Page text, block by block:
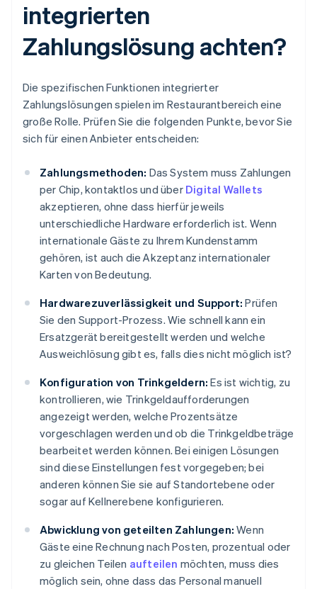
integrierten
Zahlungslösung achten?
Die spezifischen Funktionen integrierter
Zahlungslösungen spielen im Restaurantbereich eine
große Rolle. Prüfen Sie die folgenden Punkte, bevor Sie
sich für einen Anbieter entscheiden:
Zahlungsmethoden: Das System muss Zahlungen
per Chip, kontaktlos und über Digital Wallets
akzeptieren, ohne dass hierfür jeweils
unterschiedliche Hardware erforderlich ist. Wenn
internationale Gäste zu Ihrem Kundenstamm
gehören, ist auch die Akzeptanz internationaler
Karten von Bedeutung.
Hardwarezuverlässigkeit und Support: Prüfen
Sie den Support-Prozess. Wie schnell kann ein
Ersatzgerät bereitgestellt werden und welche
Ausweichlösung gibt es, falls dies nicht möglich ist?
Konfiguration von Trinkgeldern: Es ist wichtig, zu
kontrollieren, wie Trinkgeldaufforderungen
angezeigt werden, welche Prozentsätze
vorgeschlagen werden und ob die Trinkgeldbeträge
bearbeitet werden können. Bei einigen Lösungen
sind diese Einstellungen fest vorgegeben; bei
anderen können Sie sie auf Standortebene oder
sogar auf Kellnerebene konfigurieren.
Abwicklung von geteilten Zahlungen: Wenn
Gäste eine Rechnung nach Posten, prozentual oder
zu gleichen Teilen aufteilen möchten, muss dies
möglich sein, ohne dass das Personal manuell